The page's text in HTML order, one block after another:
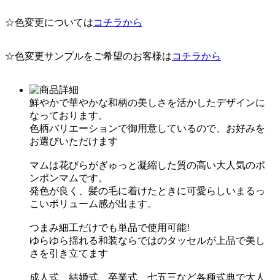
☆色変更についてはコチラから
☆色変更サンプルをご希望のお客様はコチラから
鮮やかで華やかな和柄の美しさを活かしたデザインに
なっております。
色柄バリエーションで御用意しているので、お好みを
お選びいただけます
マムは花びらがぎゅっと凝縮した質の高い大人気のポ
ンポンマムです。
発色が良く、髪の毛に着けたときに可愛らしいまるっ
こいボリューム感が出ます。
つまみ細工だけでも単品で使用可能!
ゆらゆら揺れる和装ならではのタッセルが上品で美し
さを引き立てます
成人式、結婚式、卒業式、七五三など各種式典で大人